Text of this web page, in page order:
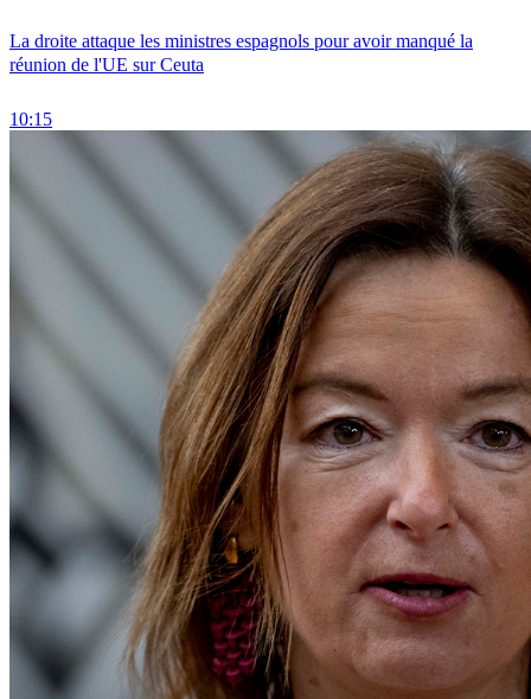
La droite attaque les ministres espagnols pour avoir manqué la
réunion de l'UE sur Ceuta
10:15